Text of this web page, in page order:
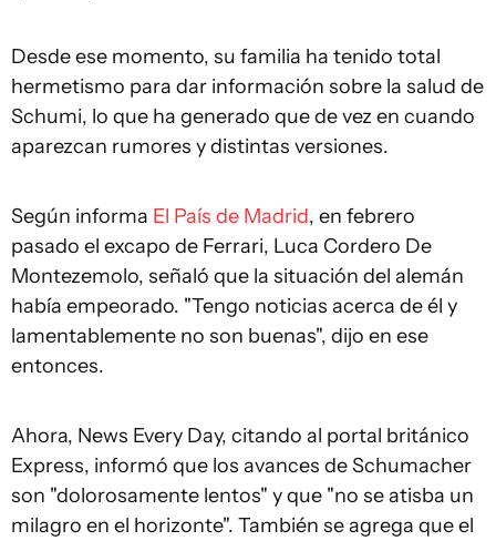
Desde ese momento, su familia ha tenido total
hermetismo para dar información sobre la salud de
Schumi, lo que ha generado que de vez en cuando
aparezcan rumores y distintas versiones.
Según informa El País de Madrid, en febrero
pasado el excapo de Ferrari, Luca Cordero De
Montezemolo, señaló que la situación del alemán
había empeorado. "Tengo noticias acerca de él y
lamentablemente no son buenas", dijo en ese
entonces.
Ahora, News Every Day, citando al portal británico
Express, informó que los avances de Schumacher
son "dolorosamente lentos" y que "no se atisba un
milagro en el horizonte". También se agrega que el